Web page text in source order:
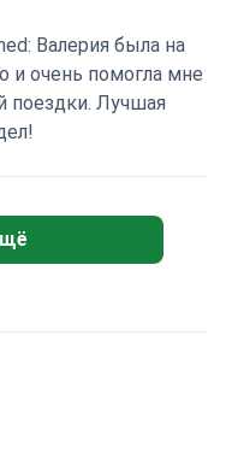
Валерия была на
и очень помогла мне
поездки. Лучшая